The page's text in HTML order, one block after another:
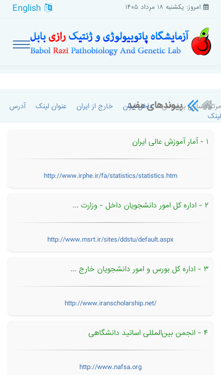
امروز: یکشنبه ۱۸ مرداد ۱۴۰۵
پیوندهای مفید
مرتب سازی بر اساس:داخل ایران خارج از ایران عنوان لینک
آدرس
لینک
۱ - آمار آموزش عالی ایران
http://www.irphe.ir/fa/statistics/statistics.htm
۲ - اداره كل امور دانشجویان داخل - وزارت ...
http://www.msrt.ir/sites/ddstu/default.aspx
۳ - اداره کل بورس و امور دانشجویان خارج ...
http://www.iranscholarship.net/
۴ - انجمن بین‌المللی اساتید دانشگاهی
http://www.nafsa.org